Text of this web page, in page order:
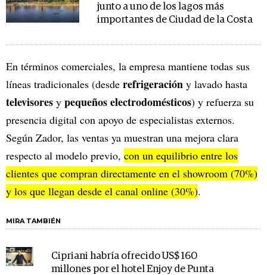
junto a uno de los lagos más
importantes de Ciudad de la Costa
En términos comerciales, la empresa mantiene todas sus
líneas tradicionales (desde refrigeración y lavado hasta
televisores y pequeños electrodomésticos) y refuerza su
presencia digital con apoyo de especialistas externos.
Según Zador, las ventas ya muestran una mejora clara
respecto al modelo previo, con un equilibrio entre los
clientes que compran directamente en el showroom (70%)
y los que llegan desde el canal online (30%).
MIRA TAMBIÉN
Cipriani habría ofrecido US$ 160
millones por el hotel Enjoy de Punta